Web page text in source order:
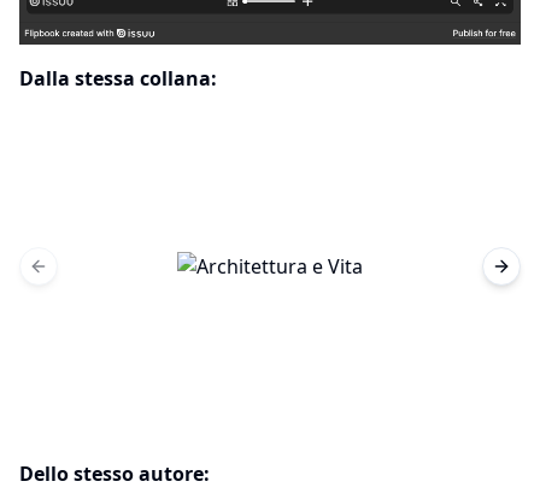
Dalla stessa collana:
Previous slide
Dello stesso autore: